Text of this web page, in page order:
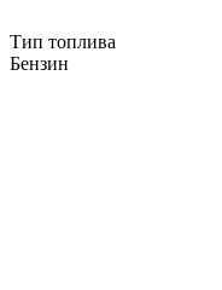
Тип топлива
Бензин